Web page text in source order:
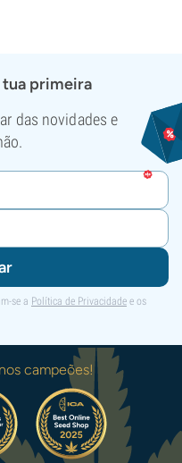
tua primeira
das novidades e
se a Política de Privacidade e os
campeões!